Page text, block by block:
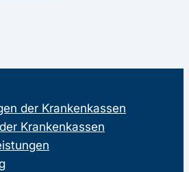
der Krankenkassen
Krankenkassen